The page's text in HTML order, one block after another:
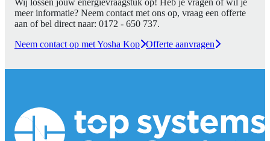
meer informatie? Neem contact met ons op, vraag een offerte
aan of bel direct naar: 0172 - 650 737.
Neem contact op met Yosha Kop Offerte aanvragen